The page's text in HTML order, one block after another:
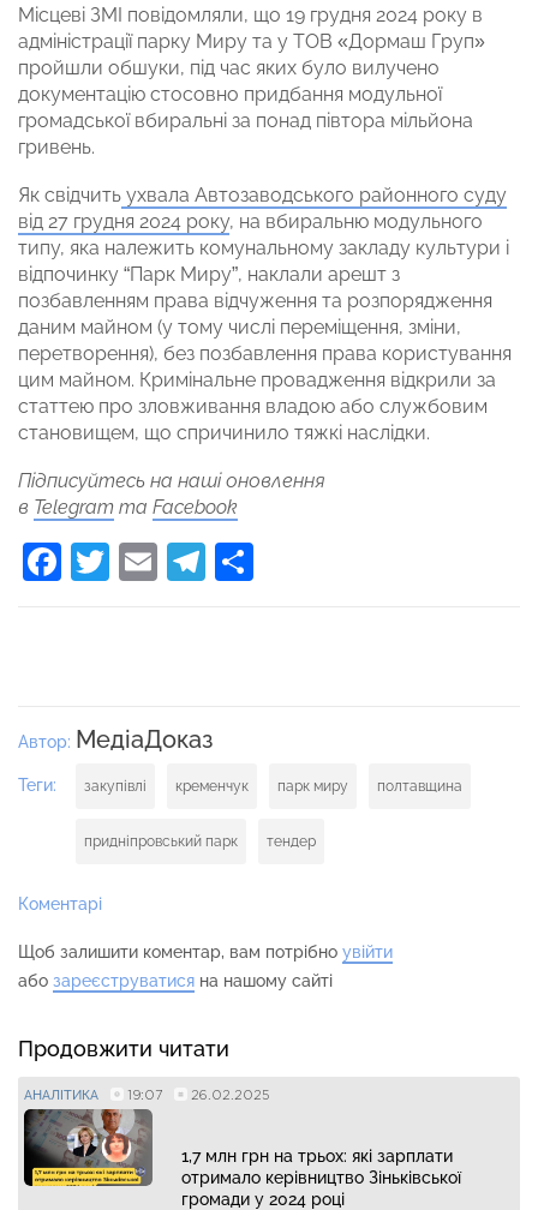
Місцеві ЗМІ повідомляли, що 19 грудня 2024 року в
адміністрації парку Миру та у ТОВ «Дормаш Груп»
пройшли обшуки, під час яких було вилучено
документацію стосовно придбання модульної
громадської вбиральні за понад півтора мільйона
гривень.
Як свідчить ухвала Автозаводського районного суду
від 27 грудня 2024 року, на вбиральню модульного
типу, яка належить комунальному закладу культури і
відпочинку “Парк Миру”, наклали арешт з
позбавленням права відчуження та розпорядження
даним майном (у тому числі переміщення, зміни,
перетворення), без позбавлення права користування
цим майном. Кримінальне провадження відкрили за
статтею про зловживання владою або службовим
становищем, що спричинило тяжкі наслідки.
Підписуйтесь на наші оновлення
в Telegram та Facebook
Facebook
Twitter
EmailTelegram
Автор: МедіаДоказ
Теги: закупівлі кременчук парк миру полтавщина
придніпровський парк тендер
Коментарі
Щоб залишити коментар, вам потрібно увійти
або зареєструватися на нашому сайті
Продовжити читати
АНАЛІТИКА 19:07 26.02.2025
1,7 млн грн на трьох: які зарплати
отримало керівництво Зіньківської
громади у 2024 році